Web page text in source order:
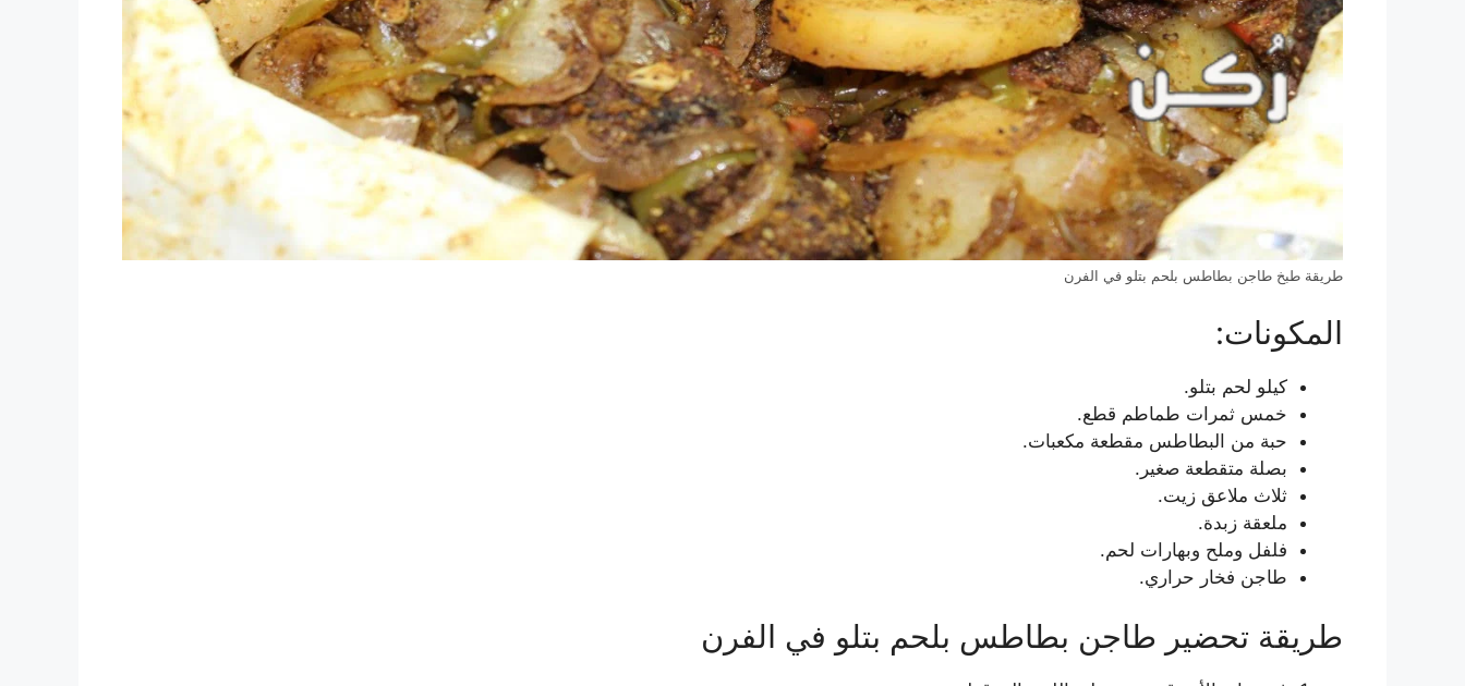
طريقة طبخ طاجن بطاطس بلحم بتلو في الفرن
المكونات:
كيلو لحم بتلو.
خمس ثمرات طماطم قطع.
حبة من البطاطس مقطعة مكعبات.
بصلة متقطعة صغير.
ثلاث ملاعق زيت.
ملعقة زبدة.
فلفل وملح وبهارات لحم.
طاجن فخار حراري.
طريقة تحضير طاجن بطاطس بلحم بتلو في الفرن